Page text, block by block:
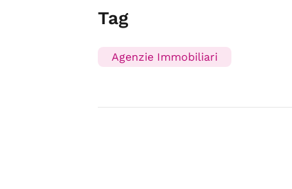
Tag
Agenzie Immobiliari